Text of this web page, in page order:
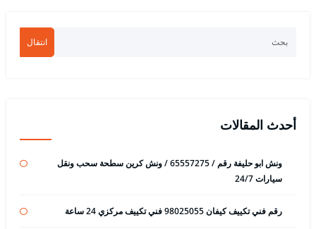
انتقال
أحدث المقالات
ونش ابو حليفة رقم / 65557275 / ونش كرين سطحة سحب ونقل
سيارات 24/7
رقم فني تكييف كيفان 98025055 فني تكييف مركزي 24 ساعة